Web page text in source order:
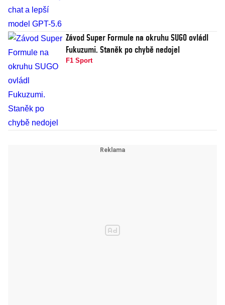
Závod Super Formule na okruhu SUGO ovládl
Fukuzumi. Staněk po chybě nedojel
F1 Sport